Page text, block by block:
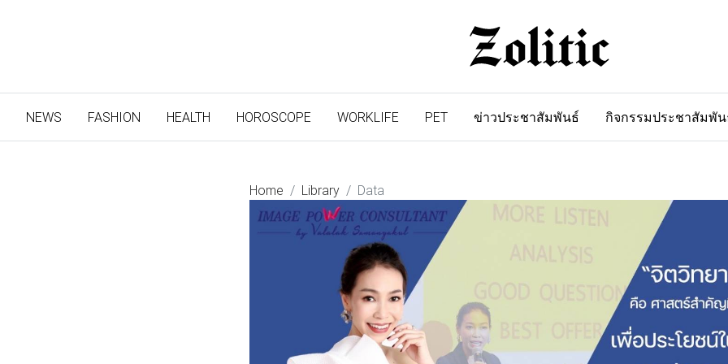
NEWS (CURRENT)
FASHION HEALTH HOROSCOPE WORKLIFE PET ข่าวประชาสัมพันธ์ กิจกรรมประชาสัมพั
Home Library Data